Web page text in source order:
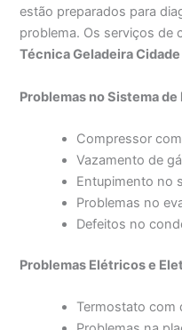
estão preparados para
problema. Os serviços
Técnica Geladeira Cidade
Problemas no Sistema
Compressor
Vazamento de
Entupimento no
Problemas no
Defeitos no
Problemas Elétricos e
Termostato com